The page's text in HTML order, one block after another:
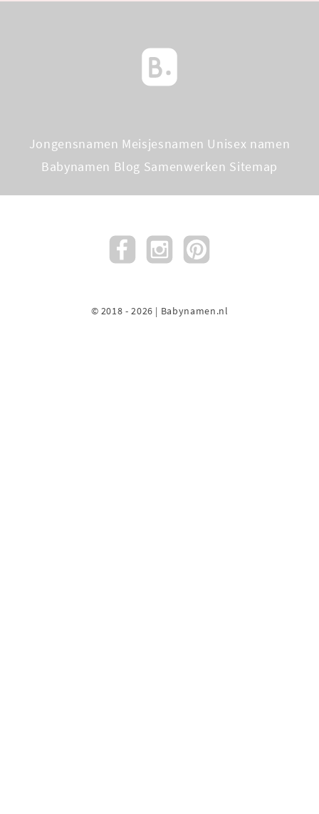
Jongensnamen Meisjesnamen Unisex namen
Babynamen Blog Samenwerken Sitemap
© 2018 - 2026 | Babynamen.nl